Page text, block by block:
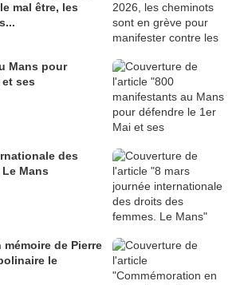
mal être, les
Mans pour
ses
des
Mans
de Pierre
le